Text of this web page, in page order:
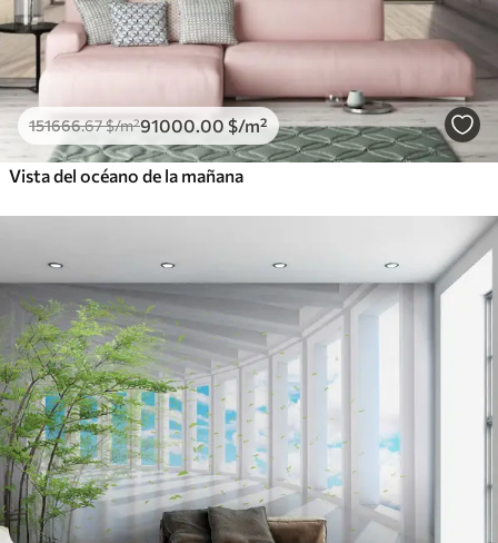
151666.67$/m²91000.00 $/m²
Vista del océano de la mañana